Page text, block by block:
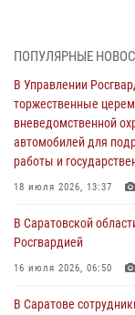
вневедомственной
автомобилей для
работы и
18 июля 2026, 13:37
В Саратовской
Росгвардией
В Саратове
женщине, попавшей в
ПОПУЛЯРНЫЕ
В Управлении
торжественные
вневедомственной
автомобилей для
работы и
18 июля 2026, 13:37
В Саратовской
Росгвардией
16 июля 2026, 06:50
В Саратове